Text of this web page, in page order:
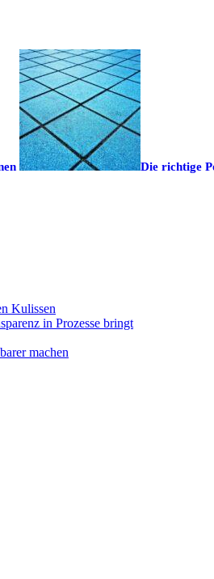
Die richtige
Kulissen
in Prozesse bringt
machen